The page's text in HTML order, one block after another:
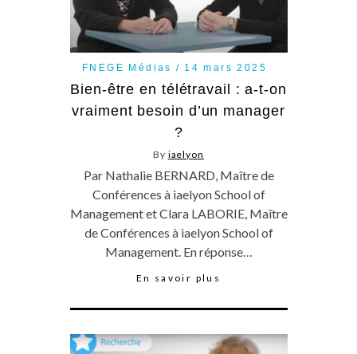
FNEGE Médias 14 mars 2025
Bien-être en télétravail : a-t-on
vraiment besoin d’un manager
?
By iaelyon
Par Nathalie BERNARD, Maître de
Conférences à iaelyon School of
Management et Clara LABORIE, Maître
de Conférences à iaelyon School of
Management. En réponse…
En savoir plus